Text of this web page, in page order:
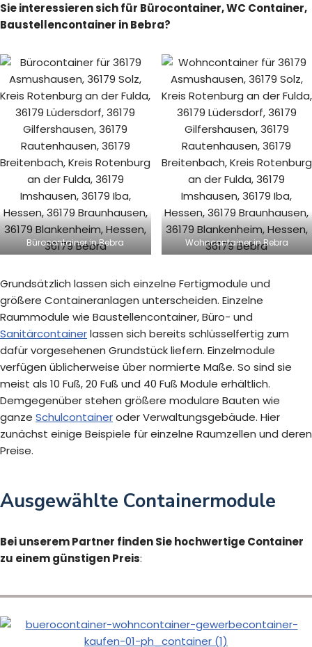
Sie interessieren sich für Bürocontainer, WC Container,
Baustellencontainer in Bebra?
Bürocontainer in Bebra Wohncontainer in Bebra
Grundsätzlich lassen sich einzelne Fertigmodule und
größere Containeranlagen unterscheiden. Einzelne
Raummodule wie Baustellencontainer, Büro- und
Sanitärcontainerlassen sich bereits schlüsselfertig zum
dafür vorgesehenen Grundstück liefern. Einzelmodule
verfügen üblicherweise über normierte Maße. So sind sie
meist als 10 Fuß, 20 Fuß und 40 Fuß Module erhältlich.
Demgegenüber stehen größere modulare Bauten wie
ganze Schulcontaineroder Verwaltungsgebäude. Hier
zunächst einige Beispiele für einzelne Raumzellen und deren
Preise.
Ausgewählte Containermodule
Bei unserem Partner finden Sie hochwertige Container
zu einem günstigen Preis: